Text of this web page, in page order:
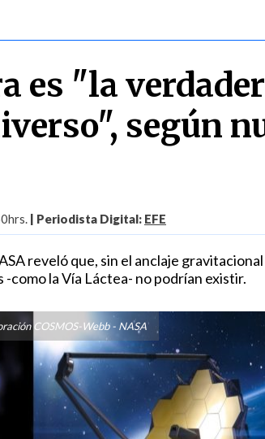
es "la
según
| Periodista Digital: EFE
reveló que, sin el anclaje
como la Vía Láctea- no podrían existir.
COSMOS-Webb - NASA